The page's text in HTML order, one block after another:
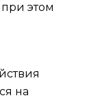
этом
на